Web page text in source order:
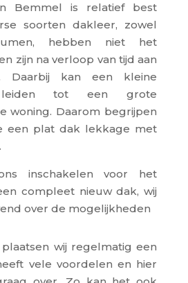
Bemmel is relatief best
soorten dakleer, zowel
hebben niet het
zijn na verloop van tijd aan
Daarbij kan een kleine
leiden tot een grote
woning. Daarom begrijpen
een plat dak lekkage met
inschakelen voor het
compleet nieuw dak, wij
over de mogelijkheden
wij regelmatig een
vele voordelen en hier